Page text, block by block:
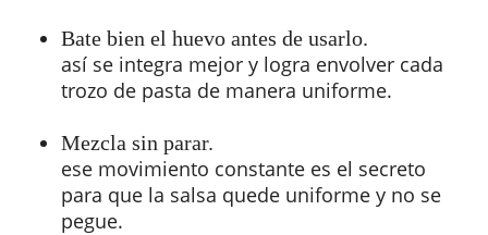
Bate bien el huevo antes de usarlo.
así se integra mejor y logra envolver cada
trozo de pasta de manera uniforme.
Mezcla sin parar.
ese movimiento constante es el secreto
para que la salsa quede uniforme y no se
pegue.